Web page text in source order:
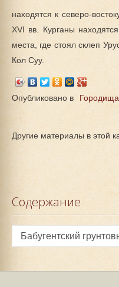
находятся к северо-
XVI вв. Курганы
места, где стоял склеп
Кол Суу.
Опубликовано в
Другие материалы в этой
Содержание